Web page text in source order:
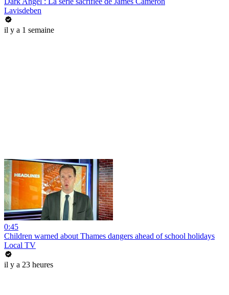
Lavisdeben
il y a 1 semaine
0:45
Children warned about Thames dangers ahead of school holidays
Local TV
il y a 23 heures